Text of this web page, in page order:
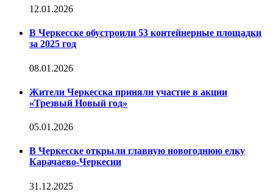
12.01.2026
В Черкесске обустроили 53 контейнерные площадки
за 2025 год
08.01.2026
Жители Черкесска приняли участие в акции
«Трезвый Новый год»
05.01.2026
В Черкесске открыли главную новогоднюю елку
Карачаево-Черкесии
31.12.2025